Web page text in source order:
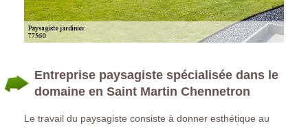
Entreprise paysagiste spécialisée dans le
domaine en Saint Martin Chennetron
Le travail du paysagiste consiste à donner esthétique au